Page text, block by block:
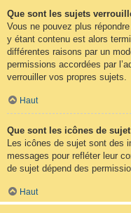
Que sont les sujets
Vous ne pouvez plus
y étant contenu est alors
différentes raisons par un
permissions accordées par
verrouiller vos propres sujets.
Haut
Que sont les icônes de
Les icônes de sujet sont des
messages pour refléter leur
de sujet dépend des
Haut